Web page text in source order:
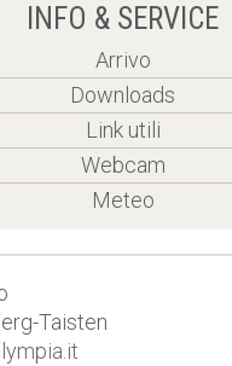
INFO & SERVICE
Arrivo
Downloads
Link utili
Webcam
Meteo
Taisten